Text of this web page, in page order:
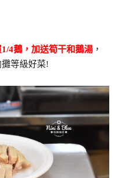
1/4鵝，加送筍干和鵝湯 ，
等級好菜!